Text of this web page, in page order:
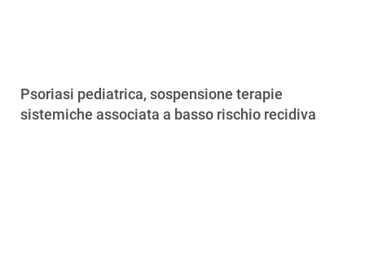
Psoriasi pediatrica, sospensione terapie
sistemiche associata a basso rischio recidiva